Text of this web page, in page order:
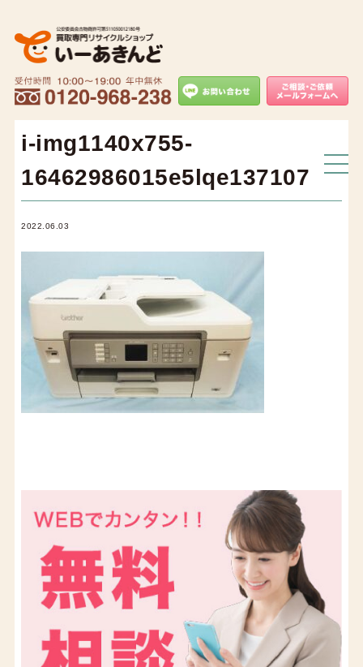
i-img1140x755-
16462986015e5lqe137107
2022.06.03